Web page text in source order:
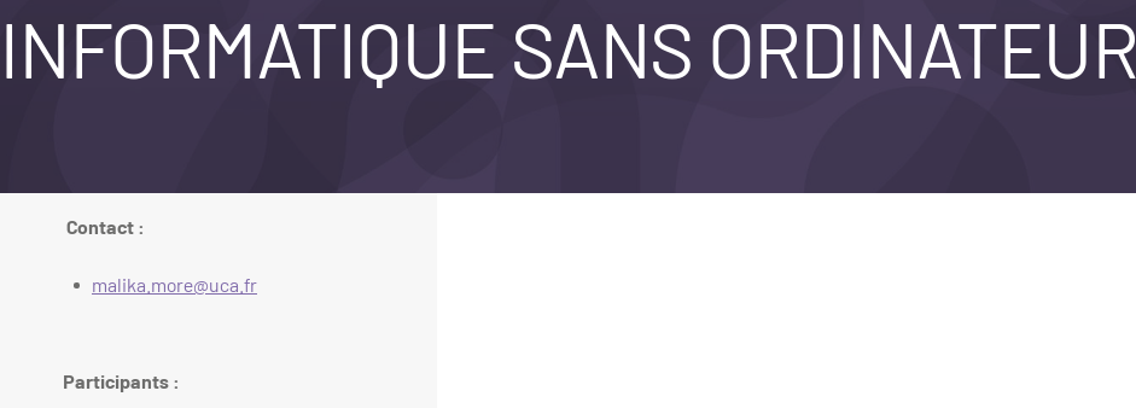
INFORMATIQUE SANS ORDINATEUR
Contact :
malika.more@uca.fr
Participants :